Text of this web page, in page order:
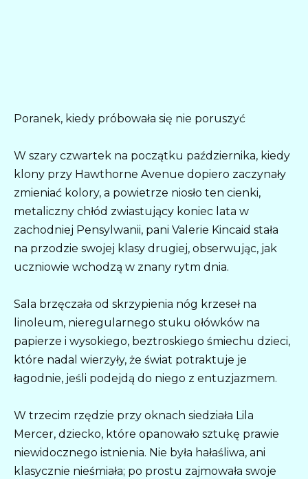
Poranek, kiedy próbowała się nie poruszyć
W szary czwartek na początku października, kiedy
klony przy Hawthorne Avenue dopiero zaczynały
zmieniać kolory, a powietrze niosło ten cienki,
metaliczny chłód zwiastujący koniec lata w
zachodniej Pensylwanii, pani Valerie Kincaid stała
na przodzie swojej klasy drugiej, obserwując, jak
uczniowie wchodzą w znany rytm dnia.
Sala brzęczała od skrzypienia nóg krzeseł na
linoleum, nieregularnego stuku ołówków na
papierze i wysokiego, beztroskiego śmiechu dzieci,
które nadal wierzyły, że świat potraktuje je
łagodnie, jeśli podejdą do niego z entuzjazmem.
W trzecim rzędzie przy oknach siedziała Lila
Mercer, dziecko, które opanowało sztukę prawie
niewidocznego istnienia. Nie była hałaśliwa, ani
klasycznie nieśmiała; po prostu zajmowała swoje